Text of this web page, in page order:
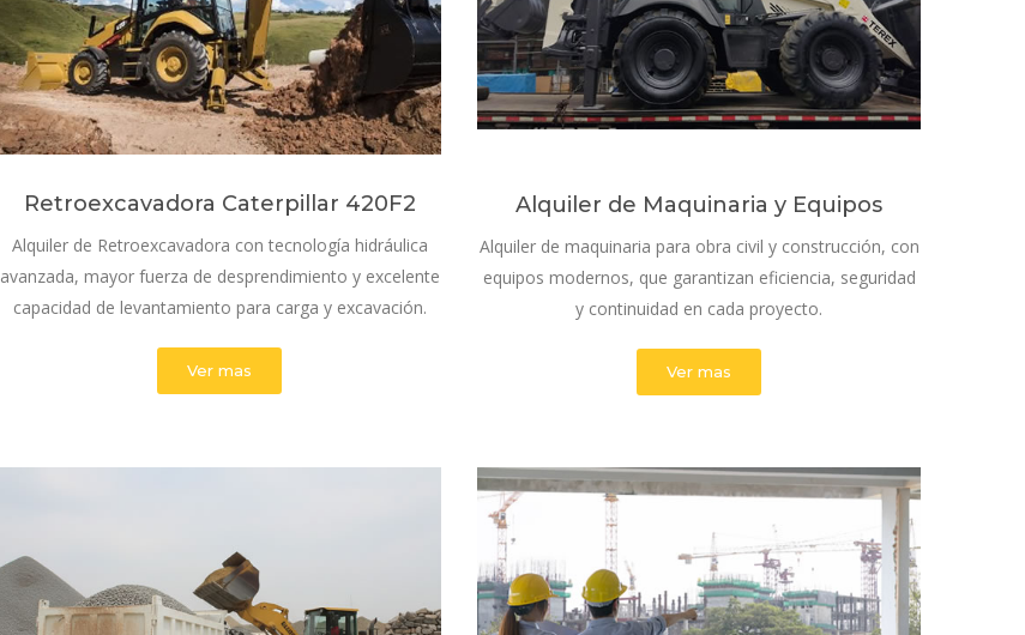
Retroexcavadora Caterpillar 420F2
Alquiler de Retroexcavadora con tecnología hidráulica
avanzada, mayor fuerza de desprendimiento y excelente
capacidad de levantamiento para carga y excavación.
Ver mas
Alquiler de Maquinaria y Equipos
Alquiler de maquinaria para obra civil y construcción, con
equipos modernos, que garantizan eficiencia, seguridad
y continuidad en cada proyecto.
Ver mas